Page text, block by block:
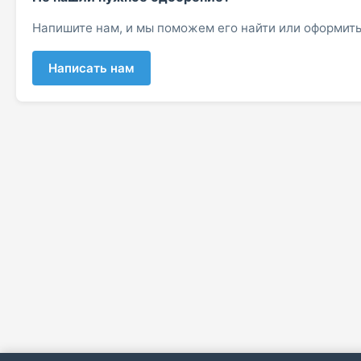
Напишите нам, и мы поможем его найти или
Написать нам